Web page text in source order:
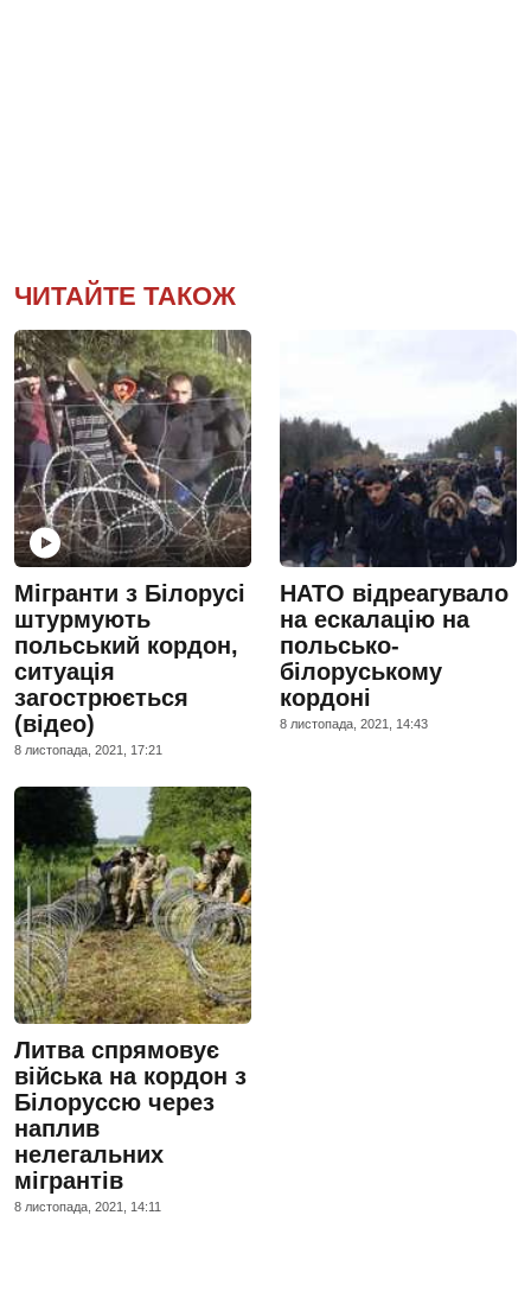
ЧИТАЙТЕ ТАКОЖ
Мігранти з Білорусі
штурмують
польський кордон,
ситуація
загострюється
(відео)
8 листопада, 2021, 17:21
НАТО відреагувало
на ескалацію на
польсько-
білоруському
кордоні
8 листопада, 2021, 14:43
Литва спрямовує
війська на кордон з
Білоруссю через
наплив
нелегальних
мігрантів
8 листопада, 2021, 14:11